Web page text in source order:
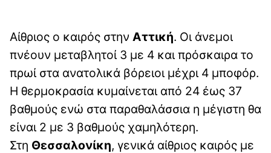
Αίθριος ο καιρός στην Αττική. Οι άνεμοι
πνέουν μεταβλητοί 3 με 4 και πρόσκαιρα το
πρωί στα ανατολικά βόρειοι μέχρι 4 μποφόρ.
Η θερμοκρασία κυμαίνεται από 24 έως 37
βαθμούς ενώ στα παραθαλάσσια η μέγιστη θα
είναι 2 με 3 βαθμούς χαμηλότερη.
Στη Θεσσαλονίκη, γενικά αίθριος καιρός με